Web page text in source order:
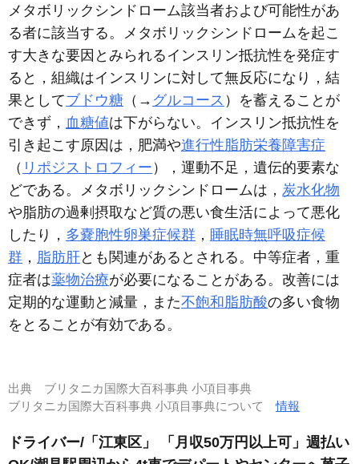
メタボリックシンドローム該当者および可能性があ
る者に該当する。メタボリックシンドロームを起こ
す大きな要因とみられるインスリン抵抗性を発症す
ると，組織はインスリンに対して無反応になり，結
果としてブドウ糖 （→ グルコース ）を蓄えることが
できず， 血糖値は下がらない。インスリン抵抗性を
引き起こす原因は，肥満や進行性脂肪栄養障害症
（ リポジストロフィー ），運動不足，遺伝的要素な
どである。メタボリックシンドロームは， 炭水化物
や脂肪の過剰摂取など質の悪い食生活によって悪化
したり， 多嚢胞性卵巣症候群 ， 睡眠時無呼吸症候
群 ， 脂肪肝とも関連があるとされる。中等症者，重
症者は薬物治療が必要になることがある。改善には
定期的な運動と減量，また不飽和脂肪酸の多い食物
をとることが有効である。
出典 ブリタニカ国際大百科事典 小項目事典
ブリタニカ国際大百科事典 小項目事典について情報
ドライバー/「江東区」 「月収50万円以上可」週払い